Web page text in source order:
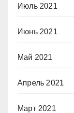
Июль 2021
Июнь 2021
Май 2021
Апрель 2021
Март 2021